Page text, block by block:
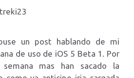
treki23
un post hablando de mi
de uso de iOS 5 Beta 1. Por
mas han sacado la